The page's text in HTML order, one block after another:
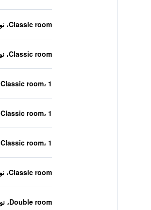
Classic room، نوع السرير غير معروف
Classic room، نوع السرير غير معروف
Classic room، 1 سرير كينغ
Classic room، 1 سرير كينغ
Classic room، 1 سرير كينغ
Classic room، نوع السرير غير معروف
Double room، نوع السرير غير معروف